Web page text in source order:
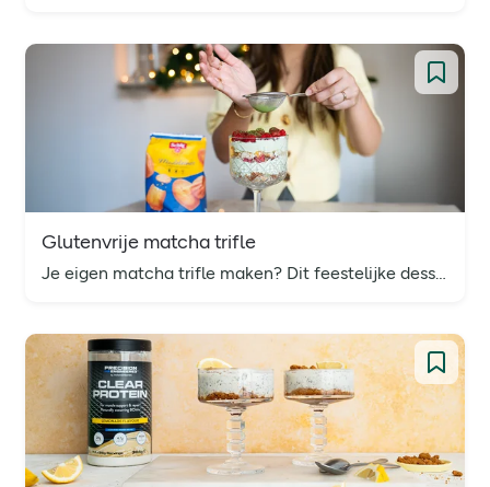
Glutenvrije matcha trifle
Je eigen matcha trifle maken? Dit feestelijke dessert is niet alleen megalekker, maar ook binnen 5 minuten klaar én lekker glutenvrij.